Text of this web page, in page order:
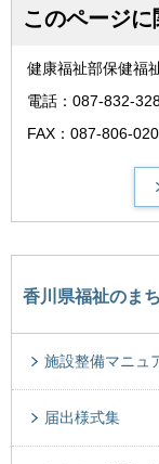
このページ
健康福祉部保健福
電話：087-832-
FAX：087-806-
香川県福祉のま
施設整備マニュ
届出様式集